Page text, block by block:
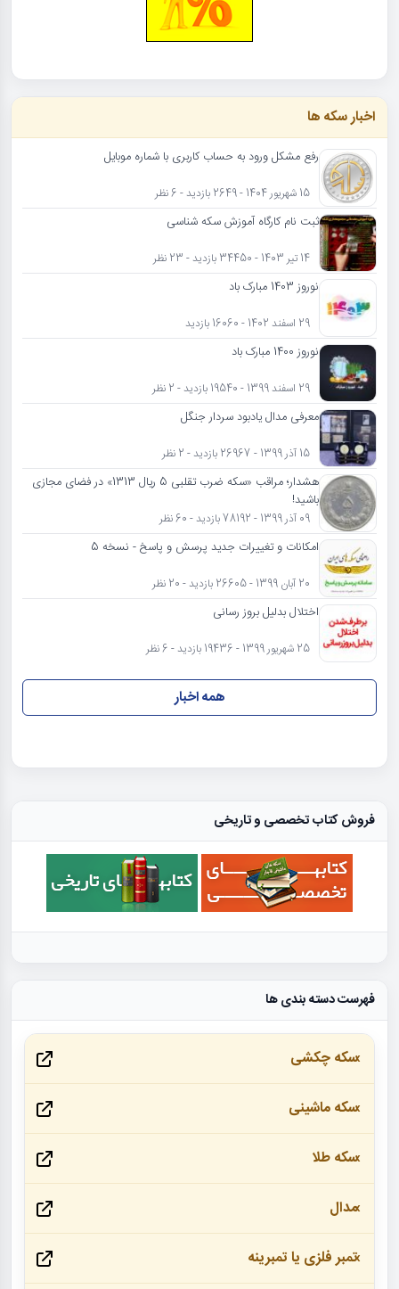
اخبار سکه ها
رفع مشکل ورود به حساب کاربری با شماره موبایل
15 شهریور 1404 - 2649 بازدید - 6 نظر
ثبت نام کارگاه آموزش سکه شناسی
14 تیر 1403 - 34450 بازدید - 23 نظر
نوروز 1403 مبارک باد
29 اسفند 1402 - 16060 بازدید
نوروز 1400 مبارک باد
29 اسفند 1399 - 19540 بازدید - 2 نظر
معرفی مدال یادبود سردار جنگل
15 آذر 1399 - 26967 بازدید - 2 نظر
هشدار؛ مراقب «سکه ضرب تقلبی 5 ریال 1313» در فضای مجازی
باشید!
09 آذر 1399 - 78192 بازدید - 60 نظر
امکانات و تغییرات جدید پرسش و پاسخ - نسخه 5
20 آبان 1399 - 26605 بازدید - 20 نظر
اختلال بدلیل بروز رسانی
25 شهریور 1399 - 19436 بازدید - 6 نظر
همه اخبار
فروش کتاب تخصصی و تاریخی
فهرست دسته بندی ها
سکه چکشی
سکه ماشینی
سکه طلا
مدال
تمبر فلزی یا تمبرینه